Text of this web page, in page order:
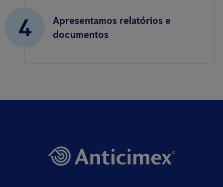
4
Apresentamos relatórios e
documentos